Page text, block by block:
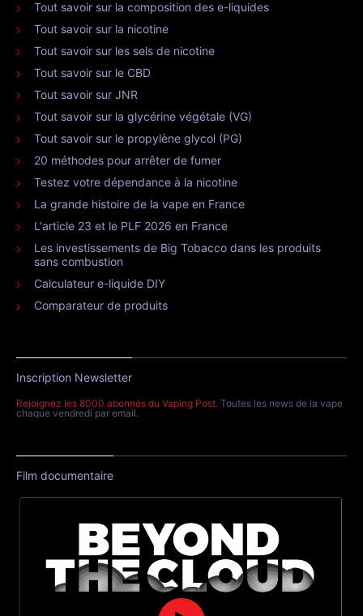
Tout savoir sur la composition des e-liquides
Tout savoir sur la nicotine
Tout savoir sur les sels de nicotine
Tout savoir sur le CBD
Tout savoir sur JNR
Tout savoir sur la glycérine végétale (VG)
Tout savoir sur le propylène glycol (PG)
20 méthodes pour arrêter de fumer
Testez votre dépendance à la nicotine
La grande histoire de la vape en France
L'article 23 et le PLF 2026 en France
Les investissements de Big Tobacco dans les produits
sans combustion
Calculateur e-liquide DIY
Comparateur de produits
Inscription Newsletter
Rejoignez les 8000 abonnés du Vaping Post. Toutes les news de la vape
chaque vendredi par email.
Film documentaire